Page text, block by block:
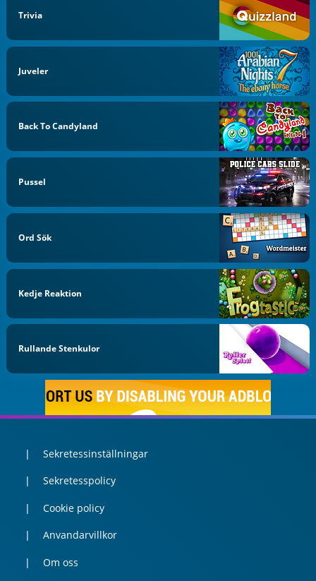
Trivia
Juveler
Back To Candyland
Pussel
Ord Sök
Kedje Reaktion
Rullande Stenkulor
Sekretessinställningar
Sekretesspolicy
Cookie policy
Anvandarvillkor
Om oss